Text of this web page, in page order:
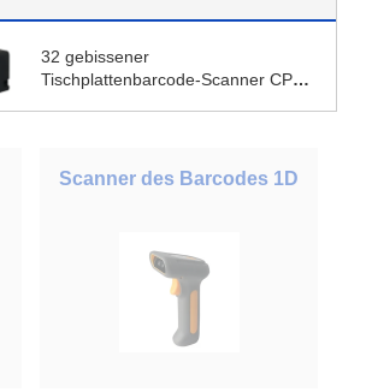
32 gebissener
Tischplattenbarcode-Scanner CPU
Scanner des Barcodes 1D